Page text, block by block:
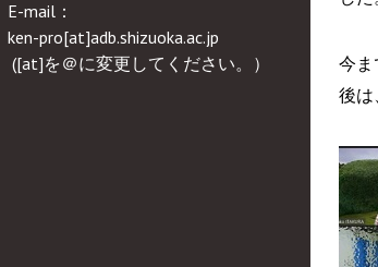
E-mail：
ken-pro[at]adb.shizuoka.ac.jp
([at]を＠に変更してください。）
今ま
後は